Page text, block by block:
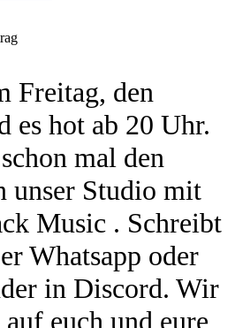
Freitag, den
es hot ab 20 Uhr.
mal den
unser Studio mit
Music . Schreibt
Whatsapp oder
in Discord. Wir
euch und eure